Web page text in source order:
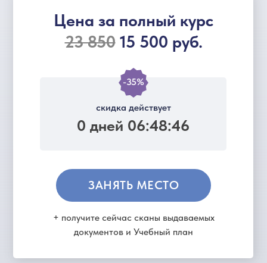
Цена за полный курс
23 85015 500 руб.
+ получите сейчас сканы выдаваемых
документов и Учебный план
0 дней 06:48:46
ЗАНЯТЬ МЕСТО
скидка действует
-35%